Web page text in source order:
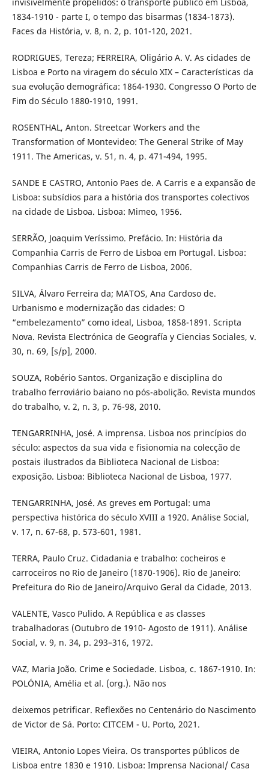
1834-1910 - parte I, o tempo das bisarmas (1834-1873).
Faces da História, v. 8, n. 2, p. 101-120, 2021.
RODRIGUES, Tereza; FERREIRA, Oligário A. V. As cidades de
Lisboa e Porto na viragem do século XIX – Características da
sua evolução demográfica: 1864-1930. Congresso O Porto de
Fim do Século 1880-1910, 1991.
ROSENTHAL, Anton. Streetcar Workers and the
Transformation of Montevideo: The General Strike of May
1911. The Americas, v. 51, n. 4, p. 471-494, 1995.
SANDE E CASTRO, Antonio Paes de. A Carris e a expansão de
Lisboa: subsídios para a história dos transportes colectivos
na cidade de Lisboa. Lisboa: Mimeo, 1956.
SERRÃO, Joaquim Veríssimo. Prefácio. In: História da
Companhia Carris de Ferro de Lisboa em Portugal. Lisboa:
Companhias Carris de Ferro de Lisboa, 2006.
SILVA, Álvaro Ferreira da; MATOS, Ana Cardoso de.
Urbanismo e modernização das cidades: O
“embelezamento” como ideal, Lisboa, 1858-1891. Scripta
Nova. Revista Electrónica de Geografía y Ciencias Sociales, v.
30, n. 69, [s/p], 2000.
SOUZA, Robério Santos. Organização e disciplina do
trabalho ferroviário baiano no pós-abolição. Revista mundos
do trabalho, v. 2, n. 3, p. 76-98, 2010.
TENGARRINHA, José. A imprensa. Lisboa nos princípios do
século: aspectos da sua vida e fisionomia na colecção de
postais ilustrados da Biblioteca Nacional de Lisboa:
exposição. Lisboa: Biblioteca Nacional de Lisboa, 1977.
TENGARRINHA, José. As greves em Portugal: uma
perspectiva histórica do século XVIII a 1920. Análise Social,
v. 17, n. 67-68, p. 573-601, 1981.
TERRA, Paulo Cruz. Cidadania e trabalho: cocheiros e
carroceiros no Rio de Janeiro (1870-1906). Rio de Janeiro:
Prefeitura do Rio de Janeiro/Arquivo Geral da Cidade, 2013.
VALENTE, Vasco Pulido. A República e as classes
trabalhadoras (Outubro de 1910- Agosto de 1911). Análise
Social, v. 9, n. 34, p. 293–316, 1972.
VAZ, Maria João. Crime e Sociedade. Lisboa, c. 1867-1910. In:
POLÓNIA, Amélia et al. (org.). Não nos
deixemos petrificar. Reflexões no Centenário do Nascimento
de Victor de Sá. Porto: CITCEM - U. Porto, 2021.
VIEIRA, Antonio Lopes Vieira. Os transportes públicos de
Lisboa entre 1830 e 1910. Lisboa: Imprensa Nacional/ Casa